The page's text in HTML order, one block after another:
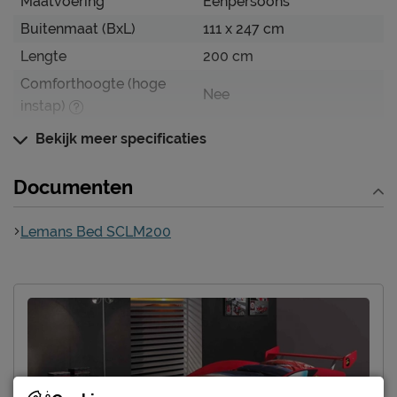
Buitenmaat (BxL)
111 x 247 cm
Lengte
200 cm
Comforthoogte (hoge
instap)
Nee
Hoogte hoofdbord
66 cm
Kenmerken
Thema bed
Incl. bedbodem, excl.
Materiaal
MDF
Bekijk meer specificaties
Documenten
Lemans Bed SCLM200